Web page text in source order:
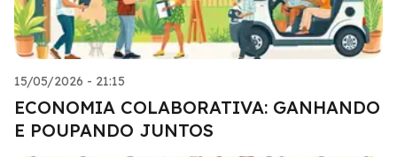
15/05/2026 - 21:15
ECONOMIA COLABORATIVA: GANHANDO
E POUPANDO JUNTOS